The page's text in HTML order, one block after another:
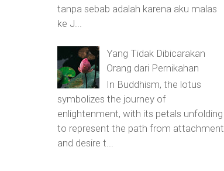
tanpa sebab adalah karena aku malas
ke J...
Yang Tidak Dibicarakan
Orang dari Pernikahan
In Buddhism, the lotus
symbolizes the journey of
enlightenment, with its petals unfolding
to represent the path from attachment
and desire t...